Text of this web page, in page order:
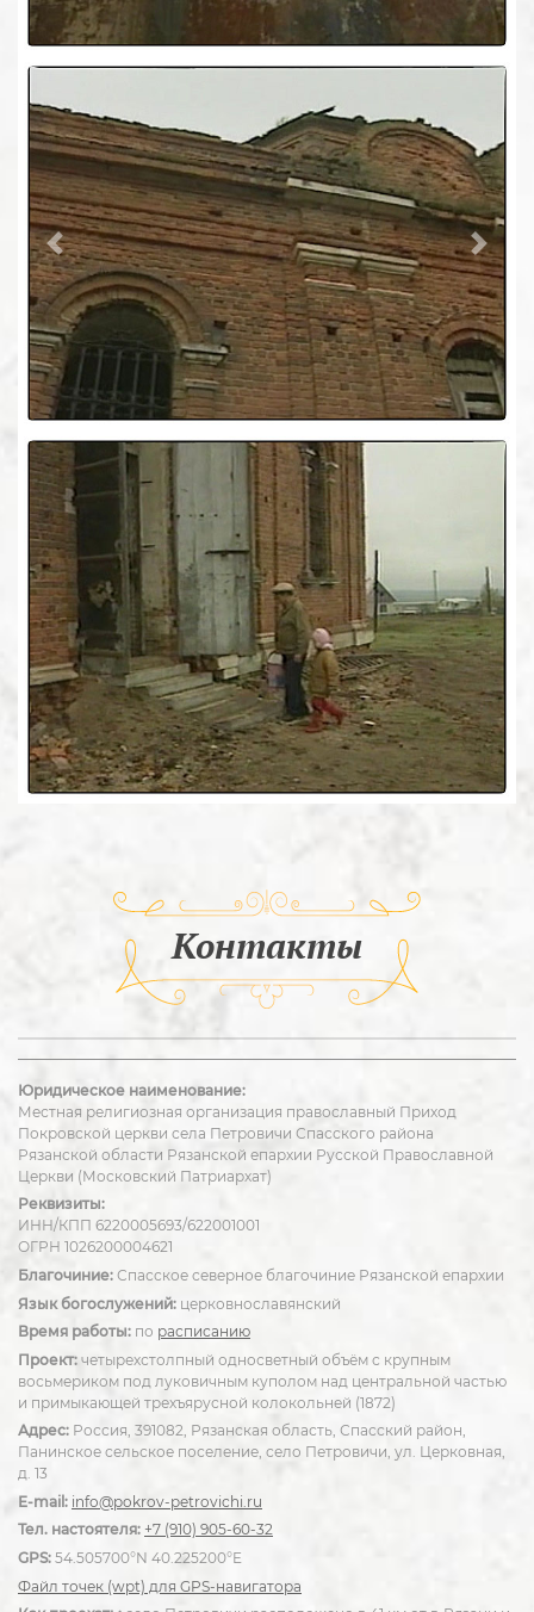
Previous Next
Контакты
Юридическое наименование:
Местная религиозная организация православный Приход
Покровской церкви села Петровичи Спасского района
Рязанской области Рязанской епархии Русской Православной
Церкви (Московский Патриархат)
Реквизиты:
ИНН/КПП 6220005693/622001001
ОГРН 1026200004621
Благочиние: Спасское северное благочиние Рязанской епархии
Язык богослужений: церковнославянский
Время работы: по расписанию
Проект: четырехстолпный односветный объём с крупным
восьмериком под луковичным куполом над центральной частью
и примыкающей трехъярусной колокольней (1872)
Адрес: Россия, 391082, Рязанская область, Спасский район,
Панинское сельское поселение, село Петровичи, ул. Церковная,
д. 13
E-mail: info@pokrov-petrovichi.ru
Тел. настоятеля: +7 (910) 905-60-32
GPS: 54.505700°N 40.225200°E
Файл точек (wpt) для GPS-навигатора